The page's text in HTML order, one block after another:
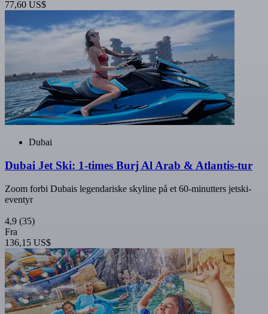
77,60 US$
Dubai
Dubai Jet Ski: 1-times Burj Al Arab & Atlantis-tur
Zoom forbi Dubais legendariske skyline på et 60-minutters jetski-
eventyr
4,9 (35)
Fra
136,15 US$